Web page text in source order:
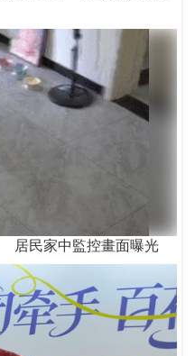
居民家中監控畫面曝光